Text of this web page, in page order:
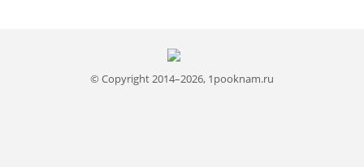
© Copyright 2014–2026, 1pooknam.ru